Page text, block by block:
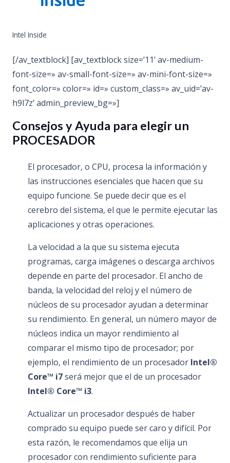
Intel Inside
[/av_textblock] [av_textblock size=’11’ av-medium-
font-size=» av-small-font-size=» av-mini-font-size=»
font_color=» color=» id=» custom_class=» av_uid=’av-
h9l7z’ admin_preview_bg=»]
Consejos y Ayuda para elegir un
PROCESADOR
El procesador, o CPU, procesa la información y
las instrucciones esenciales que hacen que su
equipo funcione. Se puede decir que es el
cerebro del sistema, el que le permite ejecutar las
aplicaciones y otras operaciones.
La velocidad a la que su sistema ejecuta
programas, carga imágenes o descarga archivos
depende en parte del procesador. El ancho de
banda, la velocidad del reloj y el número de
núcleos de su procesador ayudan a determinar
su rendimiento. En general, un número mayor de
núcleos indica un mayor rendimiento al
comparar el mismo tipo de procesador; por
ejemplo, el rendimiento de un procesador Intel®
Core™ i7será mejor que el de un procesador
Intel® Core™ i3.
Actualizar un procesador después de haber
comprado su equipo puede ser caro y difícil. Por
esta razón, le recomendamos que elija un
procesador con rendimiento suficiente para